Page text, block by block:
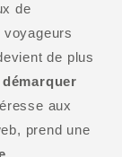
de
de plus
démarquer
aux
prend une